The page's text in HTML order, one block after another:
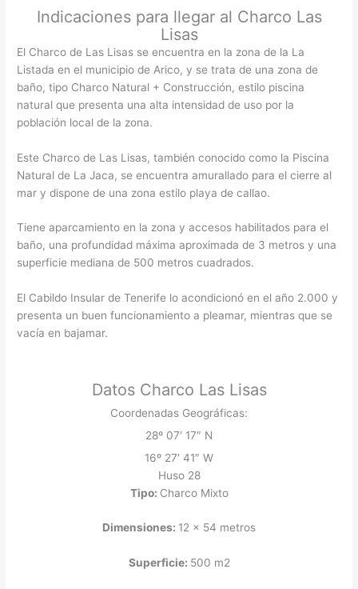
Indicaciones para llegar al Charco Las
Lisas
El Charco de Las Lisas se encuentra en la zona de la La
Listada en el municipio de Arico, y se trata de una zona de
baño, tipo Charco Natural + Construcción, estilo piscina
natural que presenta una alta intensidad de uso por la
población local de la zona.
Este Charco de Las Lisas, también conocido como la Piscina
Natural de La Jaca, se encuentra amurallado para el cierre al
mar y dispone de una zona estilo playa de callao.
Tiene aparcamiento en la zona y accesos habilitados para el
baño, una profundidad máxima aproximada de 3 metros y una
superficie mediana de 500 metros cuadrados.
El Cabildo Insular de Tenerife lo acondicionó en el año 2.000 y
presenta un buen funcionamiento a pleamar, mientras que se
vacía en bajamar.
Datos Charco Las Lisas
Coordenadas Geográficas:
28º 07′ 17″ N
16º 27′ 41″ W
Huso 28
Tipo: Charco Mixto
Dimensiones: 12 x 54 metros
Superficie: 500 m2